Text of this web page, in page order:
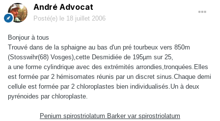
André Advocat
Posté(e) le 18 juillet 2006
Bonjour à tous
Trouvé dans de la sphaigne au bas d'un pré tourbeux vers 850m
(Stosswihr(68) Vosges),cette Desmidiée de 195µm sur 25,
a une forme cylindrique avec des extrémités arrondies,tronquées.Elles
est formée par 2 hémisomates réunis par un discret sinus.Chaque demi
cellule est formée par 2 chloroplastes bien individualisés.Un à deux
pyrénoides par chloroplaste.
Penium spirostriolatum Barker var spirostriolatum